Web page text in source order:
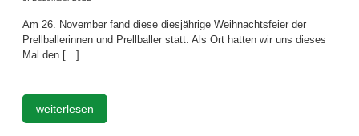
Am 26. November fand diese diesjährige Weihnachtsfeier der
Prellballerinnen und Prellballer statt. Als Ort hatten wir uns dieses
Mal den […]
weiterlesen